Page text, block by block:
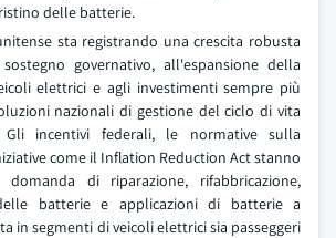
delle batterie.
sta registrando una crescita robusta
governativo, all'espansione della
elettrici e agli investimenti sempre più
nazionali di gestione del ciclo di vita
incentivi federali, le normative sulla
come il Inflation Reduction Act stanno
domanda di riparazione, rifabbricazione,
batterie e applicazioni di batterie a
in segmenti di veicoli elettrici sia passeggeri